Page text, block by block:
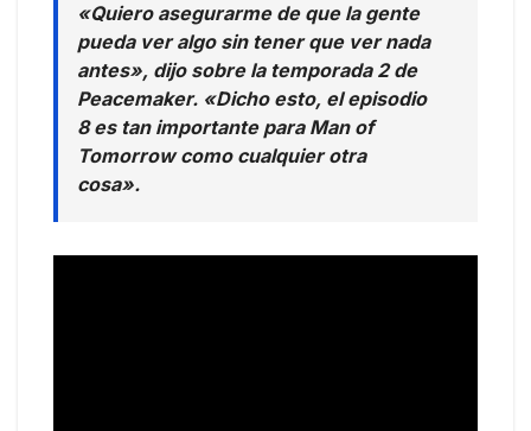
«Quiero asegurarme de que la gente
pueda ver algo sin tener que ver nada
antes», dijo sobre la temporada 2 de
Peacemaker. «Dicho esto, el episodio
8 es tan importante para Man of
Tomorrow como cualquier otra
cosa».